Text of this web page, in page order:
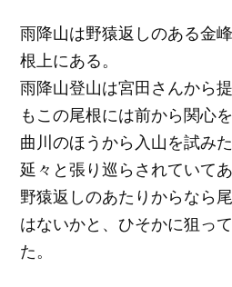
雨降山は野猿返しのある金
根上にある。
雨降山登山は宮田さんから
もこの尾根には前から関心
曲川のほうから入山を試み
延々と張り巡らされていて
野猿返しのあたりからなら
はないかと、ひそかに狙っ
た。